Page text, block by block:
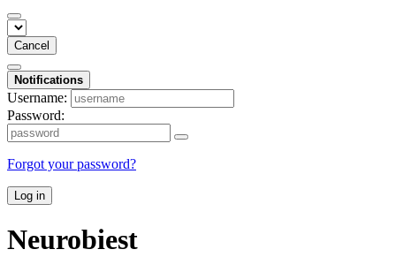
Cancel
Notifications
Username:
Password:
Forgot your password?
Log in
Neurobiest